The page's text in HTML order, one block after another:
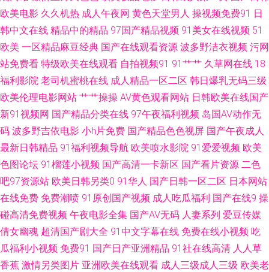
国产传媒在线看 另类亚洲综合网 91猫先生手机在线 国产日韩偷 日韩无码小
蜜蜂看看 91视频在线观看地址 九一福利黄色 先锋资源影音AV网站 91视频网
站免费看 内射91 91福利视频网站 国产精品私拍 日韩成人天堂在线 91官页
网 草逼91 欧美专区第38页 91国内视频国内 成人品网站在线观看 五月天色
社区 97热在线 免费啊V在线 中文日韩在线播放 东京热伊人久久9 青青草精品
热 91韩剧网tv 大香蕉大香蕉伊人天美 欧美一区二区高潮喷水 97干在线观看
网 欧美性爱第二页 91N视频乱吗免费 国内一久久 亚洲五区无码 91中文视频
日本欧美国产中文 91豆花原创 超碰人人草 三级日韩伦理视频 91老湿机 国产
欧美电影 久久机热 成人午夜网 黄色天堂男人 操视频免费91 日
韩中文在线 精品中的精品 97国产精品视频 91美女在线视频 51
欧美 一区精品麻豆经典 国产在线观看资源 波多野洁衣视频 污网
站免费看 特级欧美在线观看 自拍视频91 91艹艹 久草网在线 18
福利影院 老司机蜜桃在线 成人精品一区二区 韩日爆乳无码三级
欧美伦理电影网站 艹艹操操 AV黄色观看网站 日韩欧美在线国产
新91视频网 国产精品分类在线 97午夜福利视频 岛国AV动作无
码 波多野吉依电影 小h片免费 国产精品色色视屏 国产午夜成人
最新日韩精品 91福利视频导航 欧美喷水影院 91爱爱视频 欧美
色图论坛 91榴莲小视频 国产高清一卡新区 国产看片资源 二色
吧97资源站 欧美日韩另类0 91华人 国产日韩一区二区 日本网站
在线免费 免费潮喷 91原创国产视频 成人吃瓜福利 国产在线9 操
碰高清免费视频 午夜电影全集 国产AV无码 人妻系列 爱豆传媒
倩女幽魂 超清国产剧大全 91中文字幕在线 免费在线小视频 吃
瓜福利小视频 免费91 国产日产亚洲精品 91社在线高清 人人草
香蕉 激情另类图片 亚洲欧美在线观看 成人三级成人三级 欧美老